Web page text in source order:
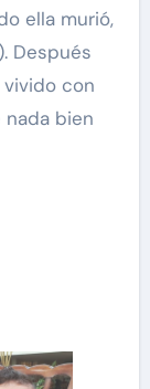
ella murió,
Después
con
nada bien